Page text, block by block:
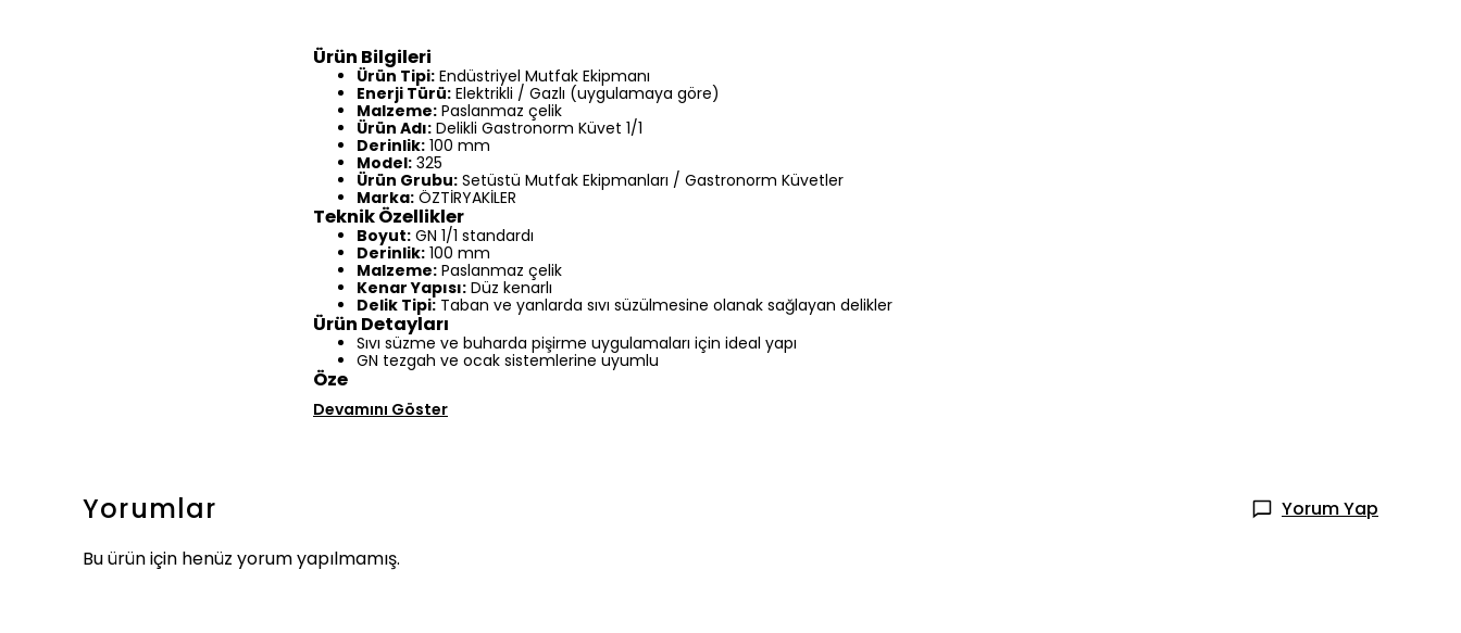
Ürün Bilgileri
Ürün Tipi: Endüstriyel Mutfak Ekipmanı
Enerji Türü: Elektrikli / Gazlı (uygulamaya göre)
Malzeme: Paslanmaz çelik
Ürün Adı: Delikli Gastronorm Küvet 1/1
Derinlik: 100 mm
Model: 325
Ürün Grubu: Setüstü Mutfak Ekipmanları / Gastronorm Küvetler
Marka: ÖZTİRYAKİLER
Teknik Özellikler
Boyut: GN 1/1 standardı
Derinlik: 100 mm
Malzeme: Paslanmaz çelik
Kenar Yapısı: Düz kenarlı
Delik Tipi: Taban ve yanlarda sıvı süzülmesine olanak sağlayan delikler
Ürün Detayları
Sıvı süzme ve buharda pişirme uygulamaları için ideal yapı
GN tezgah ve ocak sistemlerine uyumlu
Öze
Devamını Göster
Yorumlar
Yorum Yap
Bu ürün için henüz yorum yapılmamış.